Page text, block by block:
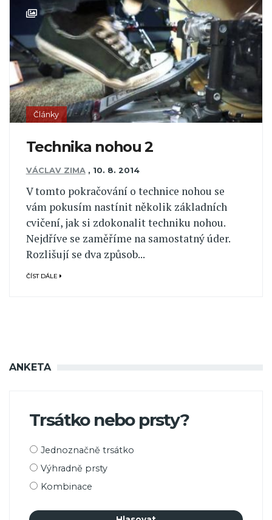
Články
Technika nohou 2
VÁCLAV ZIMA , 10. 8. 2014
V tomto pokračování o technice nohou se
vám pokusím nastínit několik základních
cvičení, jak si zdokonalit techniku nohou.
Nejdříve se zaměříme na samostatný úder.
Rozlišují se dva způsob...
ČÍST DÁLE
ANKETA
Trsátko nebo prsty?
Možnosti
Jednoznačně trsátko
Výhradně prsty
Kombinace